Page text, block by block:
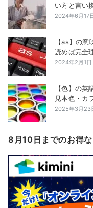
い方と言い
2024年6月17
【as】の
読めば完全
2024年2月1日
【色】の
見本色・カ
2025年3月23
8月10日までのお得